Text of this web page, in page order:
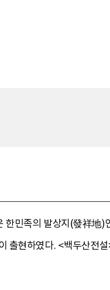
한민족의 발상지(發祥地)
출현하였다. <백두산전